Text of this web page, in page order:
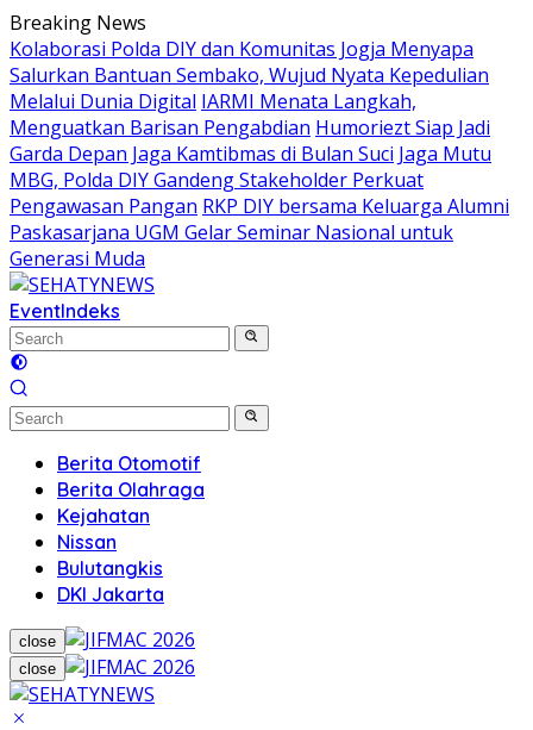
Skip
to
content
Breaking News
Kolaborasi Polda DIY dan Komunitas Jogja Menyapa
Salurkan Bantuan Sembako, Wujud Nyata Kepedulian
Melalui Dunia Digital IARMI Menata Langkah,
Menguatkan Barisan Pengabdian Humoriezt Siap Jadi
Garda Depan Jaga Kamtibmas di Bulan Suci Jaga Mutu
MBG, Polda DIY Gandeng Stakeholder Perkuat
Pengawasan Pangan RKP DIY bersama Keluarga Alumni
Paskasarjana UGM Gelar Seminar Nasional untuk
Generasi Muda
EventIndeks
Berita Otomotif
Berita Olahraga
Kejahatan
Nissan
Bulutangkis
DKI Jakarta
close
close